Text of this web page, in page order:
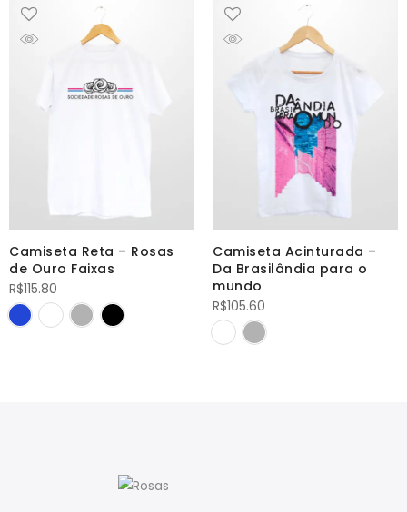
Camiseta Reta – Rosas
de Ouro Faixas
R$115.80
Camiseta Acinturada –
Da Brasilândia para o
mundo
R$105.60